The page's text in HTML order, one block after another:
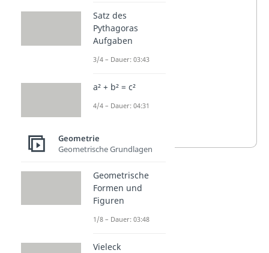
kleiner als
180°. Du
erkennst
ihn daran,
Satz des
Pythagoras
Aufgaben
3/4 – Dauer: 03:43
a² + b² = c²
4/4 – Dauer: 04:31
Geometrie
Geometrische Grundlagen
Geometrische
Formen und
Figuren
1/8 – Dauer: 03:48
Vieleck